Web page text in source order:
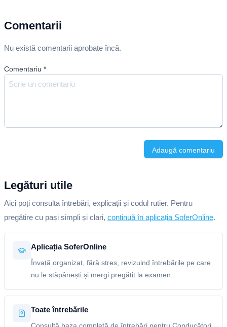
Comentarii
Nu există comentarii aprobate încă.
Comentariu *
Adaugă comentariu
Legături utile
Aici poți consulta întrebări, explicații și codul rutier. Pentru
pregătire cu pași simpli și clari, continuă în aplicația SoferOnline.
Aplicația SoferOnline
Învață organizat, fără stres, revizuind întrebările pe care
nu le stăpânești și mergi pregătit la examen.
Toate întrebările